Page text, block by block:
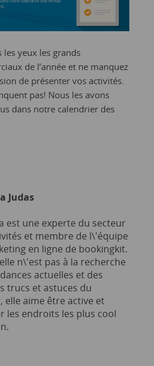
yeux les grands
de l’année et ne manquez
de présenter vos activités.
pas! Nous les avons
dans notre calendrier des
Judas
est une experte du secteur
et membre de l\'équipe
en ligne de bookingkit.
n\'est pas à la recherche
actuelles et des
trucs et astuces du
elle aime être active et
les endroits les plus cool